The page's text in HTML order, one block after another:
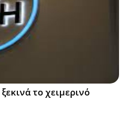
το χειμερινό